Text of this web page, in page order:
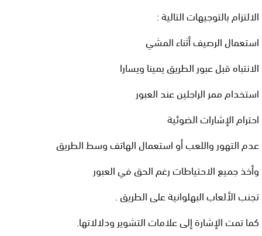
الالتزام بالتوجيهات التالية :
استعمال الرصيف أثناء المشي
الانتباه قبل عبور الطريق يمينا ويسارا
استخدام ممر الراجلين عند العبور
احترام الإشارات الضوئية
عدم التهور واللعب أو استعمال الهاتف وسط الطريق
وأخذ جميع الاحتياطات رغم الحق في العبور
تجنب الألعاب البهلوانية على الطريق .
كما تمت الإشارة إلى علامات التشوير ودلالاتها.